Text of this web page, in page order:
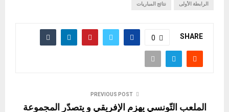
الرابطة الأولى نتائج المباريات
SHARE
0
PREVIOUS POST
الملعب التّونسي يهزم الإفريقي و يتصدّر المجموعة